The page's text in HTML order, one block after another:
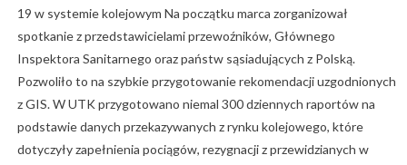
19 w systemie kolejowym Na początku marca zorganizował
spotkanie z przedstawicielami przewoźników, Głównego
Inspektora Sanitarnego oraz państw sąsiadujących z Polską.
Pozwoliło to na szybkie przygotowanie rekomendacji uzgodnionych
z GIS. W UTK przygotowano niemal 300 dziennych raportów na
podstawie danych przekazywanych z rynku kolejowego, które
dotyczyły zapełnienia pociągów, rezygnacji z przewidzianych w